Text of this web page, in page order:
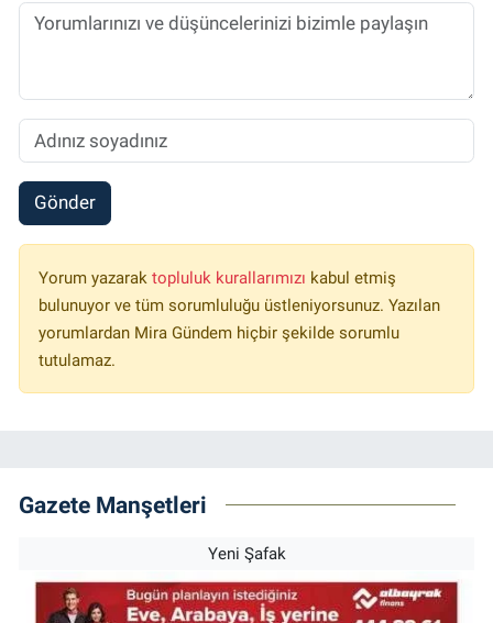
Gönder
Yorum yazarak topluluk kurallarımızı kabul etmiş
bulunuyor ve tüm sorumluluğu üstleniyorsunuz. Yazılan
yorumlardan Mira Gündem hiçbir şekilde sorumlu
tutulamaz.
Gazete Manşetleri
Yeni Şafak